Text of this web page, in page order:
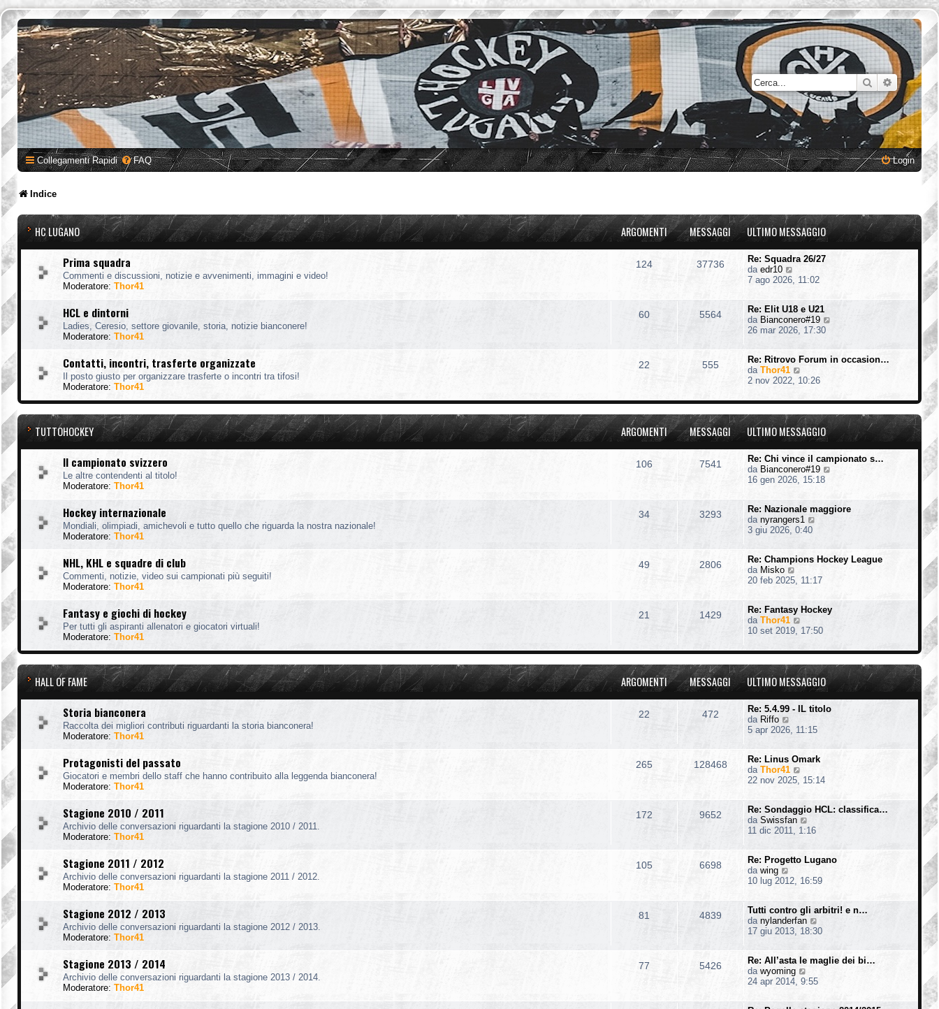
Cerca Ricerca
Collegamenti Rapidi FAQ Login
Indice
HC LUGANO ARGOMENTI MESSAGGI ULTIMO MESSAGGIO
Prima squadra
Commenti e discussioni, notizie e avvenimenti, immagini e video!
Moderatore: Thor41
124 37736
Re: Squadra 26/27
da edr10
u
l
t
m
o
m
e
s
a
g
g
i
o
7 ago 2026, 11:02
HCL e dintorni
Ladies, Ceresio, settore giovanile, storia, notizie bianconere!
Moderatore: Thor41
60 5564
Re: Elit U18 e U21
da Bianconero#19
i
u
m
o
m
s
a
o
26 mar 2026, 17:30
Contatti, incontri, trasferte organizzate
Il posto giusto per organizzare trasferte o incontri tra tifosi!
Moderatore: Thor41
22 555
Re: Ritrovo Forum in occasion…
da Thor41
e
i
l
t
m
o
m
e
s
a
g
i
o
2 nov 2022, 10:26
TUTTOHOCKEY ARGOMENTI MESSAGGI ULTIMO MESSAGGIO
Il campionato svizzero
Le altre contendenti al titolo!
Moderatore: Thor41
106 7541
Re: Chi vince il campionato s…
da Bianconero#19
i
u
m
o
a
o
16 gen 2026, 15:18
Hockey internazionale
Mondiali, olimpiadi, amichevoli e tutto quello che riguarda la nostra nazionale!
Moderatore: Thor41
34 3293
Re: Nazionale maggiore
da nyrangers1
i
u
t
m
o
e
s
a
g
g
i
o
3 giu 2026, 0:40
NHL, KHL e squadre di club
Commenti, notizie, video sui campionati più seguiti!
Moderatore: Thor41
49 2806
Re: Champions Hockey League
da Misko
u
l
t
m
o
m
e
s
g
o
20 feb 2025, 11:17
Fantasy e giochi di hockey
Per tutti gli aspiranti allenatori e giocatori virtuali!
Moderatore: Thor41
21 1429
Re: Fantasy Hockey
da Thor41
e
i
l
t
m
o
m
e
s
g
o
10 set 2019, 17:50
HALL OF FAME ARGOMENTI MESSAGGI ULTIMO MESSAGGIO
Storia bianconera
Raccolta dei migliori contributi riguardanti la storia bianconera!
Moderatore: Thor41
22 472
Re: 5.4.99 - IL titolo
da Riffo
e
i
u
l
t
m
o
m
e
s
a
g
g
o
5 apr 2026, 11:15
Protagonisti del passato
Giocatori e membri dello staff che hanno contribuito alla leggenda bianconera!
Moderatore: Thor41
265 128468
Re: Linus Omark
da Thor41
e
i
u
l
t
m
o
e
s
a
g
g
o
22 nov 2025, 15:14
Stagione 2010 / 2011
Archivio delle conversazioni riguardanti la stagione 2010 / 2011.
Moderatore: Thor41
172 9652
Re: Sondaggio HCL: classifica…
da Swissfan
e
i
u
t
m
o
m
e
a
g
g
11 dic 2011, 1:16
Stagione 2011 / 2012
Archivio delle conversazioni riguardanti la stagione 2011 / 2012.
Moderatore: Thor41
105 6698
Re: Progetto Lugano
da wing
e
i
u
l
t
m
o
m
e
s
10 lug 2012, 16:59
Stagione 2012 / 2013
Archivio delle conversazioni riguardanti la stagione 2012 / 2013.
Moderatore: Thor41
81 4839
Tutti contro gli arbitri! e n…
da nylanderfan
e
u
t
m
17 giu 2013, 18:30
Stagione 2013 / 2014
Archivio delle conversazioni riguardanti la stagione 2013 / 2014.
Moderatore: Thor41
77 5426
Re: All’asta le maglie dei bi…
da wyoming
e
i
24 apr 2014, 9:55